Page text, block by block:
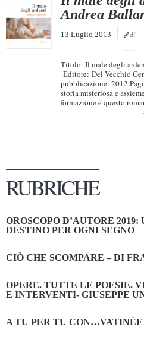
Autori
Generi
Partnership
Giallo Stresa
Salone di Torino
Marketing
Andrea
13 Luglio 2013 di
Titolo: Il male degli
Editore: Del Vecchio
pubblicazione: 2012
storia misteriosa e
formazione è questo
RUBRICHE
OROSCOPO D’AUTORE
DESTINO PER OGNI SEGNO
CIÒ CHE SCOMPARE – DI
OPERE. TUTTE LE POESIE.
E INTERVENTI- GIUSEPPE
A TU PER TU